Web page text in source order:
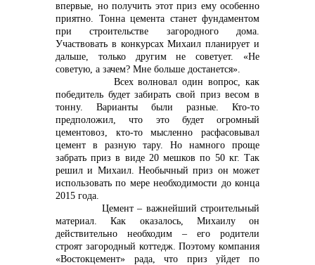
впервые, но получить этот приз ему особенно
приятно. Тонна цемента станет фундаментом
при строительстве загородного дома.
Участвовать в конкурсах Михаил планирует и
дальше, только другим не советует. «Не
советую, а зачем? Мне больше достанется».
Всех волновал один вопрос, как
победитель будет забирать свой приз весом в
тонну. Варианты были разные. Кто-то
предположил, что это будет огромный
цементовоз, кто-то мысленно расфасовывал
цемент в разную тару. Но намного проще
забрать приз в виде 20 мешков по 50 кг. Так
решил и Михаил. Необычный приз он может
использовать по мере необходимости до конца
2015 года.
Цемент – важнейший строительный
материал. Как оказалось, Михаилу он
действительно необходим – его родители
строят загородный коттедж. Поэтому компания
«Востокцемент» рада, что приз уйдет по